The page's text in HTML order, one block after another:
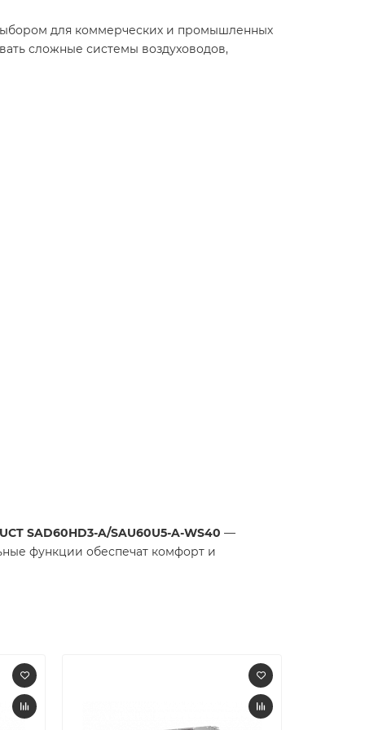
для коммерческих и промышленных
сложные системы воздуховодов,
SAD60HD3-A/SAU60U5-A-WS40 —
функции обеспечат комфорт и